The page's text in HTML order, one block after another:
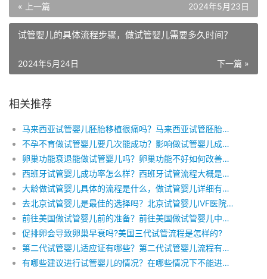
« 上一篇 2024年5月23日
相关推荐
马来西亚试管婴儿胚胎移植很痛吗？马来西亚试管胚胎移植前要做哪些准备工作？马来西亚试管婴儿的过程有哪些？
不孕不育做试管婴儿要几次能成功？影响做试管婴儿成功的因素有哪些？试管婴儿成功率高吗？
卵巢功能衰退能做试管婴儿吗？卵巢功能不好如何改善？卵巢功能衰退会导致什么疾病？
西班牙试管婴儿成功率怎么样？西班牙试管流程大概是什么？
大龄做试管婴儿具体的流程是什么，做试管婴儿详细有哪些流程，做试管婴儿前要做哪些检查
去北京试管婴儿是最佳的选择吗？北京试管婴儿IVF医院排名，去北京做试管婴儿的流程？
前往美国做试管婴儿前的准备？前往美国做试管婴儿中有哪些步骤？
促排卵会导致卵巢早衰吗?美国三代试管流程是怎样的?
第二代试管婴儿适应证有哪些？第二代试管婴儿流程有哪些步骤？
有哪些建议进行试管婴儿的情况？在哪些情况下不能进行试管婴儿手术？